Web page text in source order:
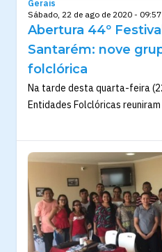
Gerais
Sábado, 22 de ago de 2020 - 09:57
Abertura 44º
Santarém: nove
folclórica
Na tarde desta quarta-feira
Entidades Folclóricas